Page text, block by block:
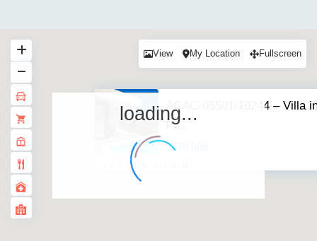
ACAC-05501/10244 – Villa
Po...
$470.000
2 BA
loading...
View My Location Fullscreen